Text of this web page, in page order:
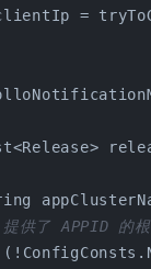
=
供了 APPID 的